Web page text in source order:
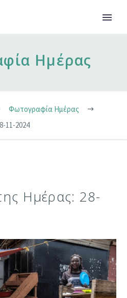
Ημέρας
Φωτογραφία Ημέρας
11-2024
Ημέρας: 28-